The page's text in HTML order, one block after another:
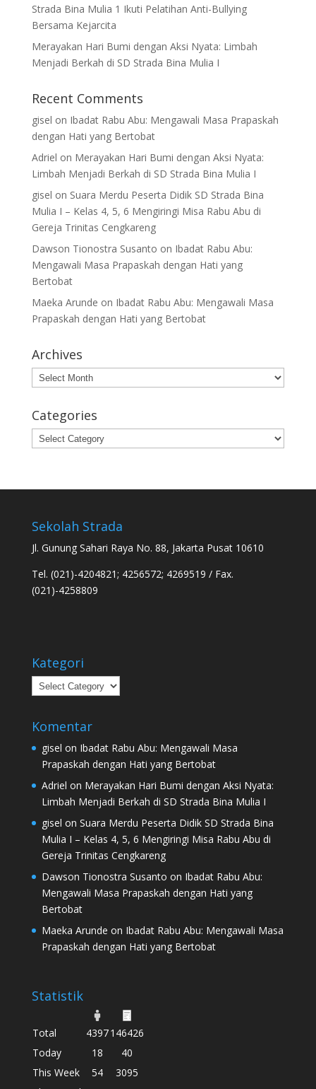
Strada Bina Mulia 1 Ikuti Pelatihan Anti-Bullying
Bersama Kejarcita
Merayakan Hari Bumi dengan Aksi Nyata: Limbah
Menjadi Berkah di SD Strada Bina Mulia I
Recent Comments
gisel on Ibadat Rabu Abu: Mengawali Masa Prapaskah
dengan Hati yang Bertobat
Adriel on Merayakan Hari Bumi dengan Aksi Nyata:
Limbah Menjadi Berkah di SD Strada Bina Mulia I
gisel on Suara Merdu Peserta Didik SD Strada Bina
Mulia I – Kelas 4, 5, 6 Mengiringi Misa Rabu Abu di
Gereja Trinitas Cengkareng
Dawson Tionostra Susanto on Ibadat Rabu Abu:
Mengawali Masa Prapaskah dengan Hati yang
Bertobat
Maeka Arunde on Ibadat Rabu Abu: Mengawali Masa
Prapaskah dengan Hati yang Bertobat
Archives
Archives
Categories
Categories
Sekolah Strada
Jl. Gunung Sahari Raya No. 88, Jakarta Pusat 10610
Tel. (021)-4204821; 4256572; 4269519 / Fax.
(021)-4258809
Kategori
Kategori
Komentar
gisel on Ibadat Rabu Abu: Mengawali Masa
Prapaskah dengan Hati yang Bertobat
Adriel on Merayakan Hari Bumi dengan Aksi Nyata:
Limbah Menjadi Berkah di SD Strada Bina Mulia I
gisel on Suara Merdu Peserta Didik SD Strada Bina
Mulia I – Kelas 4, 5, 6 Mengiringi Misa Rabu Abu di
Gereja Trinitas Cengkareng
Dawson Tionostra Susanto on Ibadat Rabu Abu:
Mengawali Masa Prapaskah dengan Hati yang
Bertobat
Maeka Arunde on Ibadat Rabu Abu: Mengawali Masa
Prapaskah dengan Hati yang Bertobat
Statistik
Total 4397146426
Today
18
40
This Week
54
3095